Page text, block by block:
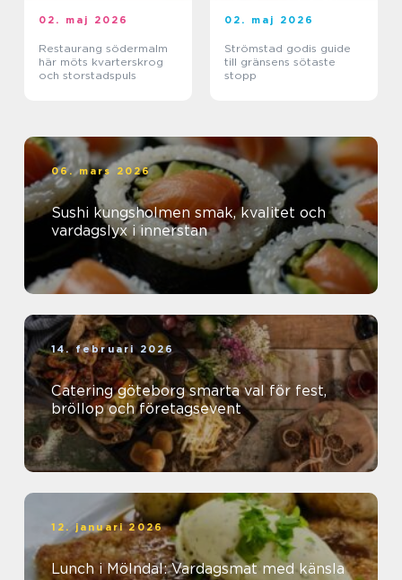
02. maj 2026
Restaurang södermalm
här möts kvarterskrog
och storstadspuls
02. maj 2026
Strömstad godis guide
till gränsens sötaste
stopp
06. mars 2026
Sushi kungsholmen smak, kvalitet och
vardagslyx i innerstan
14. februari 2026
Catering göteborg smarta val för fest,
bröllop och företagsevent
12. januari 2026
Lunch i Mölndal: Vardagsmat med känsla